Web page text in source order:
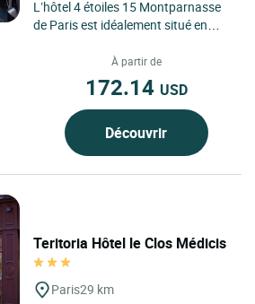
L’hôtel 4 étoiles 15 Montparnasse
de Paris est idéalement situé en
de la station...À partir de
172.14 USD
Découvrir
Teritoria Hôtel le Clos Médicis
Paris29 km